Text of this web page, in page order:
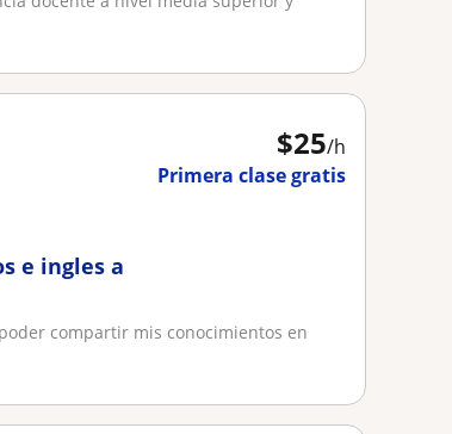
$25/h
Primera clase gratis
e ingles a
compartir mis conocimientos en